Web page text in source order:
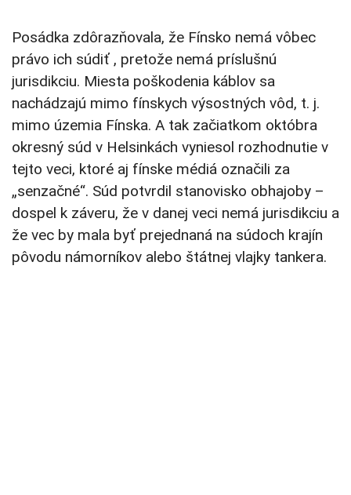
Posádka zdôrazňovala, že Fínsko nemá vôbec
právo ich súdiť , pretože nemá príslušnú
jurisdikciu. Miesta poškodenia káblov sa
nachádzajú mimo fínskych výsostných vôd, t. j.
mimo územia Fínska. A tak začiatkom októbra
okresný súd v Helsinkách vyniesol rozhodnutie v
tejto veci, ktoré aj fínske médiá označili za
„senzačné“. Súd potvrdil stanovisko obhajoby –
dospel k záveru, že v danej veci nemá jurisdikciu a
že vec by mala byť prejednaná na súdoch krajín
pôvodu námorníkov alebo štátnej vlajky tankera.